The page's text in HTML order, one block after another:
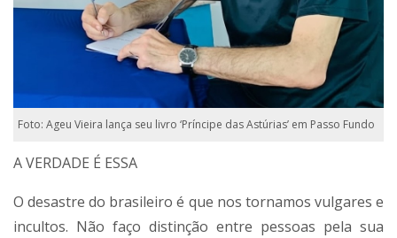
Foto: Ageu Vieira lança seu livro ‘Príncipe das Astúrias’ em Passo Fundo
A VERDADE É ESSA
O desastre do brasileiro é que nos tornamos vulgares e
incultos. Não faço distinção entre pessoas pela sua